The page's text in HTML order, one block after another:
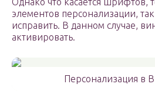
элементов персонализации,
исправить. В данном случае,
активировать.
Персонализация в